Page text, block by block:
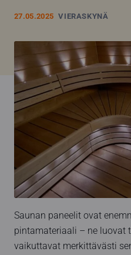
27.05.2025 VIERASKYNÄ
Saunan paneelit ovat
pintamateriaali – ne luovat
vaikuttavat merkittävästi